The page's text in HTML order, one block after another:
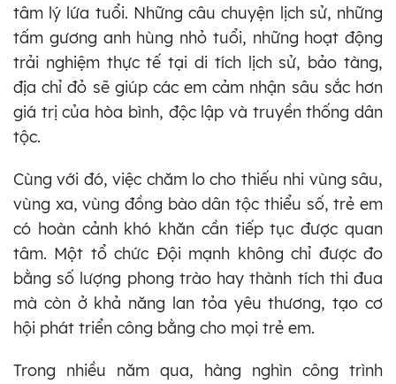
tâm lý lứa tuổi. Những câu chuyện lịch sử, những
tấm gương anh hùng nhỏ tuổi, những hoạt động
trải nghiệm thực tế tại di tích lịch sử, bảo tàng,
địa chỉ đỏ sẽ giúp các em cảm nhận sâu sắc hơn
giá trị của hòa bình, độc lập và truyền thống dân
tộc.
Cùng với đó, việc chăm lo cho thiếu nhi vùng sâu,
vùng xa, vùng đồng bào dân tộc thiểu số, trẻ em
có hoàn cảnh khó khăn cần tiếp tục được quan
tâm. Một tổ chức Đội mạnh không chỉ được đo
bằng số lượng phong trào hay thành tích thi đua
mà còn ở khả năng lan tỏa yêu thương, tạo cơ
hội phát triển công bằng cho mọi trẻ em.
Trong nhiều năm qua, hàng nghìn công trình